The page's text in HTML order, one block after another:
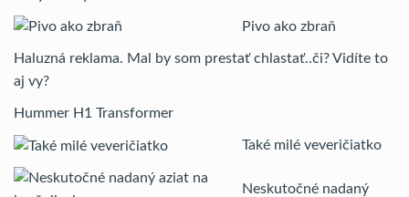
Pivo ako zbraň
Haluzná reklama. Mal by som prestať chlastať..či? Vidíte to
aj vy?
Hummer H1 Transformer
Také milé veveričiatko
Neskutočné nadaný